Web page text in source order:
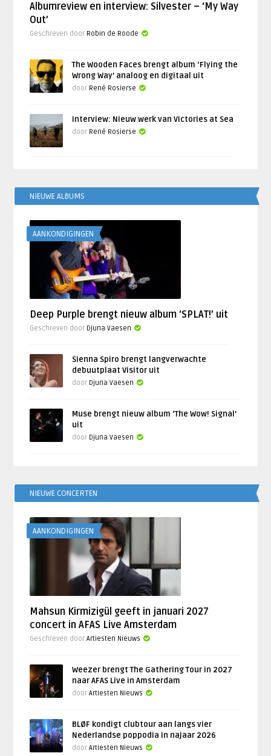
Albumreview en interview: Silvester – ‘My Way
Out’
Geschreven door Robin de Roode
The Wooden Faces brengt album ‘Flying the
Wrong Way’ analoog en digitaal uit
door René Rosierse
Interview: Nieuw werk van Victories at Sea
door René Rosierse
NIEUWE ALBUMS
AANKONDIGINGEN
Deep Purple brengt nieuw album ‘SPLAT!’ uit
Geschreven door Djuna Vaesen
Sienna Spiro brengt langverwachte
debuutplaat Visitor uit
door Djuna Vaesen
Muse brengt nieuw album ‘The Wow! Signal’
uit
door Djuna Vaesen
NIEUWE CONCERTEN
AANKONDIGINGEN
Mahsun Kirmizigül geeft in januari 2027
concert in AFAS Live Amsterdam
Geschreven doorArtiesten Nieuws
Weezer brengt The Gathering Tour in 2027
naar AFAS Live in Amsterdam
doorArtiesten Nieuws
BLØF kondigt clubtour aan langs vier
Nederlandse poppodia in najaar 2026
doorArtiesten Nieuws